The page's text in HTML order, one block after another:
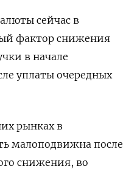
сейчас в
фактор снижения
в начале
уплаты очередных
рынках в
малоподвижна после
снижения, во